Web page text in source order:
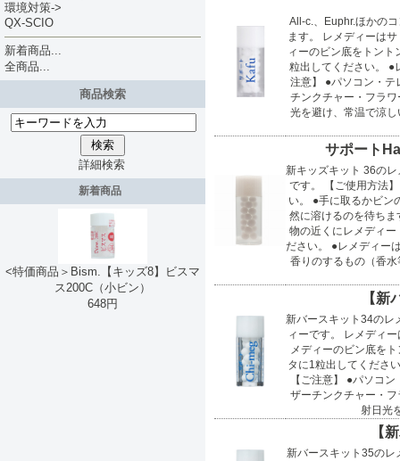
環境対策->
QX-SCIO
新着商品...
全商品...
商品検索
詳細検索
新着商品
<特価商品＞Bism.【キッズ8】ビスマ
ス200C（小ビン）
648円
All-c.、Euphr.ほかの
ます。 レメディーは
ィーのビン底をトン
粒出してください。 ●
注意】 ●パソコン・テ
チンクチャー・フラ
光を避け、常温で涼
サポート
新キッズキット 36の
です。 【ご使用方法
い。 ●手に取るかビン
然に溶けるのを待ち
物の近くにレメディ
ださい。 ●レメディー
香りのするもの（香
【
新バースキット34のレ
ィーです。 レメディ
メディーのビン底を
タに1粒出してくださ
【ご注意】 ●パソコ
ザーチンクチャー・
射日光
【
新バースキット35のレ